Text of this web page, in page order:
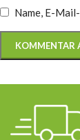
Name, E-